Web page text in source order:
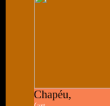
Chapéu,